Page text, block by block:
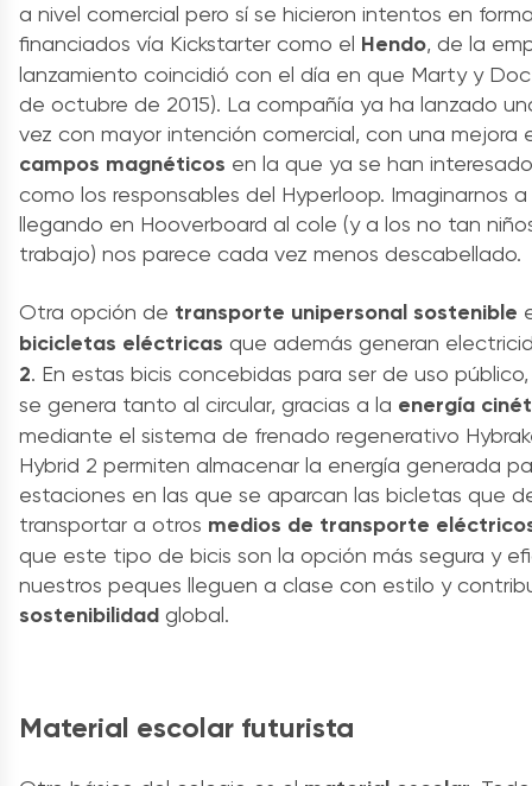
a nivel comercial pero sí se hicieron intentos en
financiados vía Kickstarter como el Hendo, de la
lanzamiento coincidió con el día en que Marty y
de octubre de 2015). La compañía ya ha lanzado
vez con mayor intención comercial, con una mejora
campos magnéticos en la que ya se han
como los responsables del Hyperloop. Imaginarnos
llegando en Hooverboard al cole (y a los no tan
trabajo) nos parece cada vez menos descabellado.
Otra opción de transporte unipersonal sostenible
bicicletas eléctricas que además generan
2. En estas bicis concebidas para ser de uso
se genera tanto al circular, gracias a la energía
mediante el sistema de frenado regenerativo
Hybrid 2 permiten almacenar la energía generada
estaciones en las que se aparcan las bicletas que
transportar a otros medios de transporte
que este tipo de bicis son la opción más segura y
nuestros peques lleguen a clase con estilo y
sostenibilidad global.
Material escolar futurista